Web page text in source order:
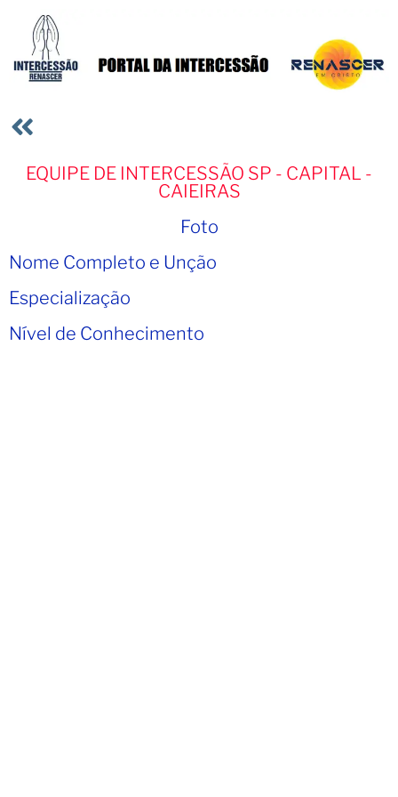
EQUIPE DE INTERCESSÃO SP - CAPITAL -
CAIEIRAS
Foto
Nome Completo e Unção
Especialização
Nível de Conhecimento